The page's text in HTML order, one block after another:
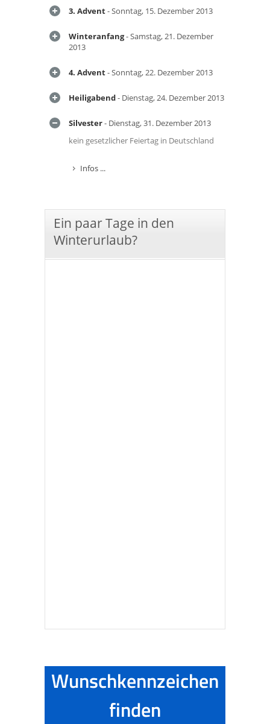
3. Advent- Sonntag, 15. Dezember 2013
Winteranfang- Samstag, 21. Dezember
2013
4. Advent- Sonntag, 22. Dezember 2013
Heiligabend- Dienstag, 24. Dezember 2013
Silvester- Dienstag, 31. Dezember 2013
kein gesetzlicher Feiertag in Deutschland
Infos ...
Ein paar Tage in den
Winterurlaub?